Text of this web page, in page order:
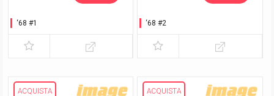
‘68 #1 ‘68 #2
ACQUISTA ACQUISTA